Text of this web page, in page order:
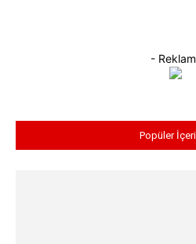
-
Popüler